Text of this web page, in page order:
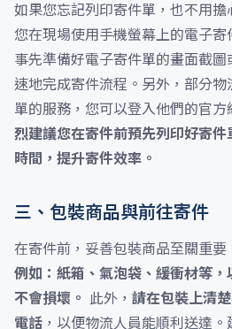
如果您忘記列印寄件單，也不用
您在現場使用手機螢幕上的電子
事先準備好電子寄件單的畫面截
速地完成寄件流程。另外，部分
單的服務，您可以登入他們的官方
烈建議您在寄件前預先列印好寄
時間，提升寄件效率。
三、包裝商品與前往寄件
在寄件前，妥善包裝商品至關重要
例如：紙箱、氣泡袋、緩衝材等
不會損壞。 此外， 請在包裝上清
電話 ，以便物流人員能順利送達